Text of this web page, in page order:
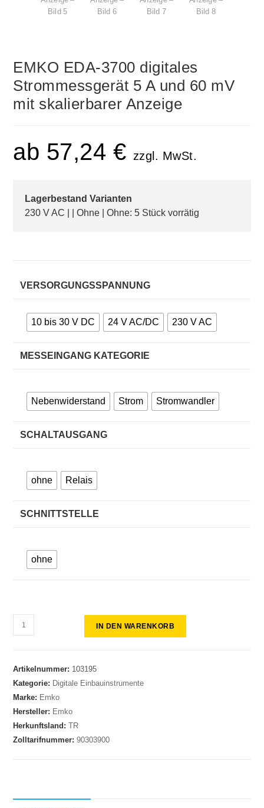
EMKO EDA-3700 digitales
Strommessgerät 5 A und 60 mV
mit skalierbarer Anzeige
ab 57,24 € zzgl. MwSt.
Lagerbestand Varianten
230 V AC | | Ohne | Ohne: 5 Stück vorrätig
VERSORGUNGSSPANNUNG
10 bis 30 V DC 24 V AC/DC 230 V AC
MESSEINGANG KATEGORIE
Nebenwiderstand Strom Stromwandler
SCHALTAUSGANG
ohne Relais
SCHNITTSTELLE
ohne
IN DEN WARENKORB
Artikelnummer: 103195
Kategorie: Digitale Einbauinstrumente
Marke: Emko
Hersteller: Emko
Herkunftsland:TR
Zolltarifnummer:90303900